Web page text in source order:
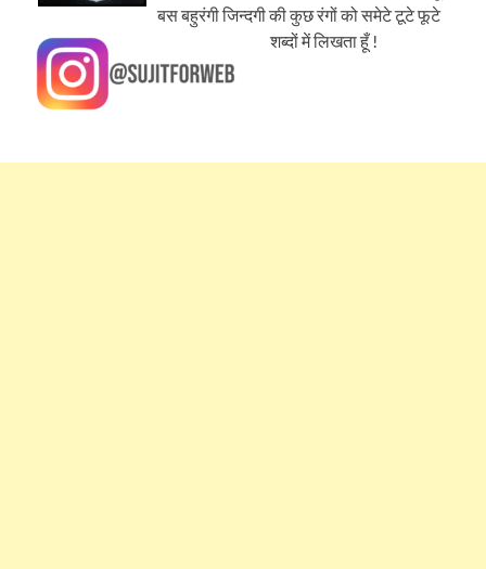
बस बहुरंगी जिन्दगी की कुछ रंगों को समेटे टूटे फूटे
शब्दों में लिखता हूँ !